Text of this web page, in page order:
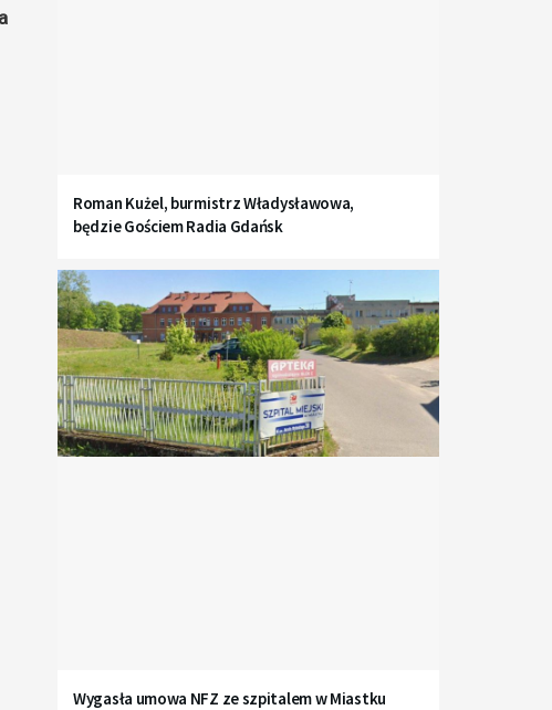
Roman Kużel, burmistrz Władysławowa,
będzie Gościem Radia Gdańsk
Wygasła umowa NFZ ze szpitalem w Miastku